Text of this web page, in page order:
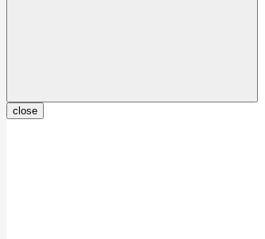
close